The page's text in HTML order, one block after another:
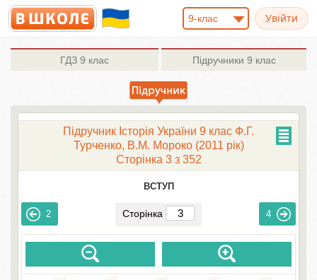
9-клас
ГДЗ 9 клас Підручники 9 клас
Підручник Історія України 9 клас Ф.Г.
Турченко, В.М. Мороко (2011 рік)
Сторінка 3 з 352
ВСТУП
2 Сторінка 4